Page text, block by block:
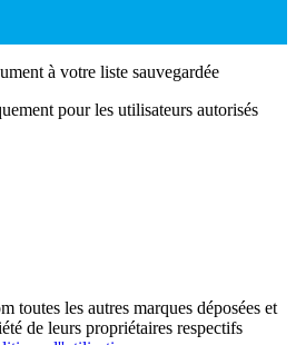
à votre liste sauvegardée
pour les utilisateurs autorisés
toutes les autres marques déposées et
de leurs propriétaires respectifs